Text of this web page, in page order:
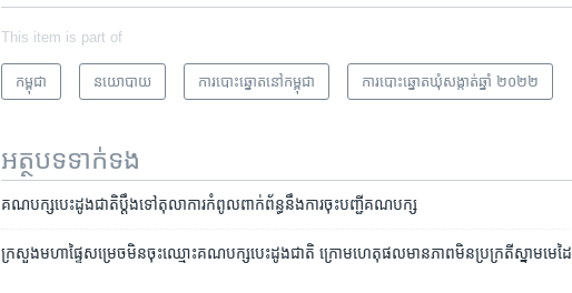
This item is part of
កម្ពុជា នយោបាយ ​ការ​បោះឆ្នោត​​នៅ​កម្ពុជា ការបោះឆ្នោតឃុំសង្កាត់ឆ្នាំ ២០២២
អត្ថបទ​ទាក់ទង
គណបក្ស​បេះដូង​ជាតិ​ប្តឹង​ទៅ​តុលាការ​កំពូល​ពាក់​ព័ន្ធ​នឹង​ការ​ចុះ​បញ្ជី​គណបក្ស​
ក្រសួង​មហាផ្ទៃ​សម្រេច​​មិន​ចុះ​ឈ្មោះ​គណបក្ស​បេះដូង​ជាតិ ក្រោម​ហេតុ​ផល​មាន​ភាព​មិន​ប្រក្រតី​ស្នាម​មេដៃ